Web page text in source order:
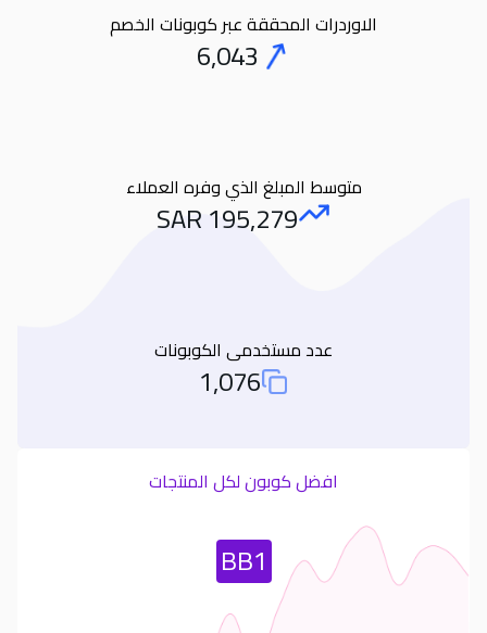
الاوردرات المحققة عبر كوبونات الخصم
Orders
6,043
متوسط المبلغ الذي وفره العملاء
Amount Saved
195,279
SAR
عدد مستخدمى الكوبونات
Total Used Coupons
1,076
افضل كوبون لكل المنتجات
Most Used CouponBB1